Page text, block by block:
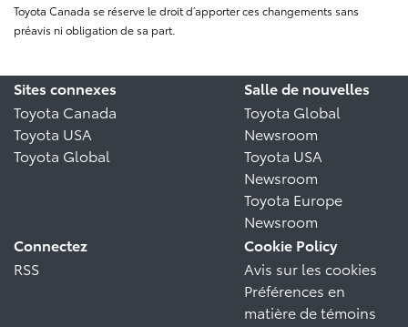
Toyota Canada se réserve le droit d’apporter ces changements sans
préavis ni obligation de sa part.
Sites connexes
Toyota Canada
Toyota USA
Toyota Global
Salle de nouvelles
Toyota Global
Newsroom
Toyota USA
Newsroom
Toyota Europe
Newsroom
Connectez
RSS
Cookie Policy
Avis sur les cookies
Préférences en
matière de témoins